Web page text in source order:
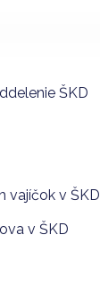
ŠKD
vajíčok v ŠKD
v ŠKD